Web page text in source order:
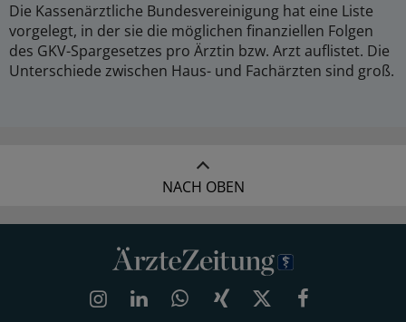
Die Kassenärztliche Bundesvereinigung hat eine Liste
vorgelegt, in der sie die möglichen finanziellen Folgen
des GKV-Spargesetzes pro Ärztin bzw. Arzt auflistet. Die
Unterschiede zwischen Haus- und Fachärzten sind groß.
NACH OBEN